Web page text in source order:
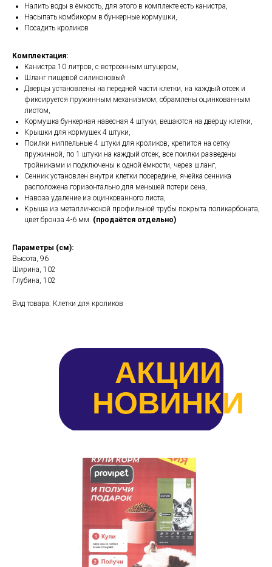
Налить воды в ёмкость, для этого в комплекте есть канистра,
Насыпать комбикорм в бункерные кормушки,
Посадить кроликов
Комплектация:
Канистра 10 литров, с встроенным штуцером,
Шланг пищевой силиконовый
Дверцы установлены на передней части клетки, на каждый отсек и
фиксируется пружинным механизмом, обрамлены оцинкованным
листом,
Кормушка бункерная навесная 4 штуки, вешаются на дверцу клетки,
Крышки для кормушек 4 штуки,
Поилки ниппельные 4 штуки для кроликов, крепится на сетку
пружинной, по 1 штуки на каждый отсек, все поилки разведены
тройниками и подключены к одной ёмкости, через шланг,
Сенник установлен внутри клетки посередине, ячейка сенника
расположена горизонтально для меньшей потери сена,
Навоза удаление из оцинкованного листа,
Крыша из металлической профильной трубы покрыта поликарбоната,
цвет бронза 4-6 мм. (продаётся отдельно)
Параметры (см):
Высота, 96
Ширина, 102
Глубина, 102
Вид товара: Клетки для кроликов
АКЦИИ
НОВИНКИ